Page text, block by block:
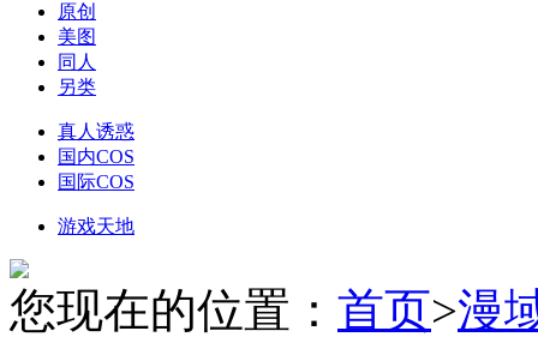
原创
美图
同人
另类
真人诱惑
国内COS
国际COS
游戏天地
您现在的位置： 首页>漫